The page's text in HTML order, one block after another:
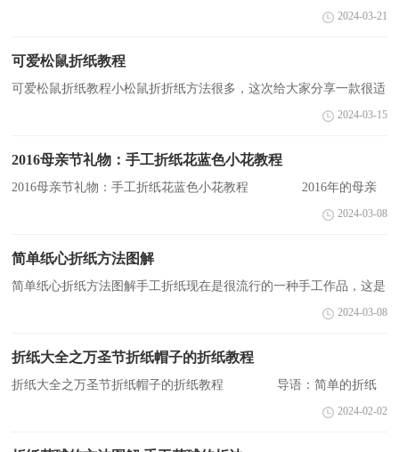
想知道用A4纸折信封的`方法吗？下面是小编为大家搜集整理出来的
2024-03-21
可爱松鼠折纸教程
可爱松鼠折纸教程小松鼠折折纸方法很多，这次给大家分享一款很适
合小朋友们的小松鼠折纸方法，整个作品看上去还是比较逼真的，折
2024-03-15
2016母亲节礼物：手工折纸花蓝色小花教程
2016母亲节礼物：手工折纸花蓝色小花教程 2016年的母亲
节在今年的&#039;国历5月8号，农历4月初二，小编大家向大家推荐
的花...
2024-03-08
简单纸心折纸方法图解
简单纸心折纸方法图解手工折纸现在是很流行的一种手工作品，这是
一个简单的纸心折纸方法图解，适合折纸初学者。附：折纸的发展历
2024-03-08
折纸大全之万圣节折纸帽子的折纸教程
折纸大全之万圣节折纸帽子的折纸教程 导语：简单的折纸
帽子实际上还能够和我们之前其他的万圣节儿童折纸制作进行相互的
2024-02-02